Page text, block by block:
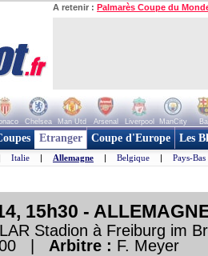
A retenir : Palmarès Coupe du
Chelsea Man Utd Arsenal Liverpool ManCity
Etranger Coupe d'Europe Les
Italie | Allemagne | Belgique | Pays-Bas
15h30 -
Stadion à Freiburg im
| Arbitre : F. Meyer